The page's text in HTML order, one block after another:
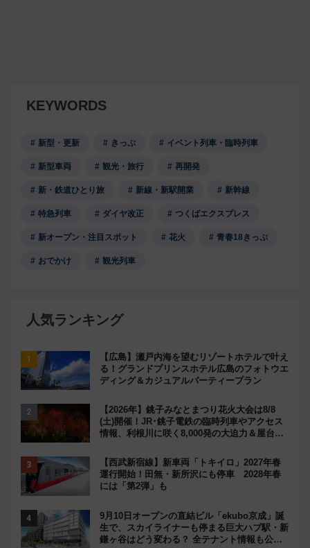
KEYWORDS
新型・更新 きっぷ イベント列車・臨時列車
新型車両 観光・旅行 再開発
新・鉄道ひとり旅 新線・新駅開業 新幹線
特急列車 ダイヤ改正 つくばエクスプレス
新オープン・注目スポット 花火 青春18きっぷ
おでかけ 観光列車
人気ランキング
【広島】瀬戸内海を望むリゾートホテルで叶え
る！グランドプリンスホテル広島のフォトウエ
ディング＆カジュアルパーティープラン
【2026年】銚子みなとまつり花火大会は8/8
(土)開催！JR･銚子電鉄の臨時列車やアクセス
情報、利根川に咲く8,000発の大迫力＆屋台を
【西武新宿線】新車両「トキイロ」2027年春
運行開始！田無・新所沢にも停車 2028年春
には「第2弾」も
9月10日オープンの直結ビル「ekubo京成」誕
生で、スカイライナーも停まる巨大ハブ駅・新
鎌ヶ谷はどう変わる？ 全テナント情報も公